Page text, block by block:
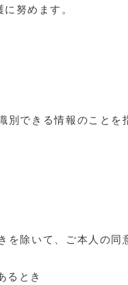
努めます。
できる情報のことを
除いて、ご本人の
るとき